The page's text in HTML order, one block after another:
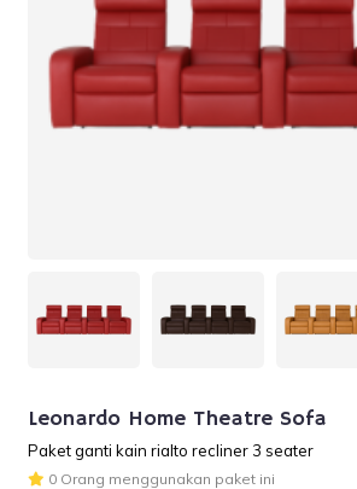
Leonardo Home Theatre Sofa
Paket ganti kain rialto recliner 3 seater
0 Orang menggunakan paket ini